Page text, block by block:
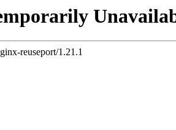
reuseport/1.21.1